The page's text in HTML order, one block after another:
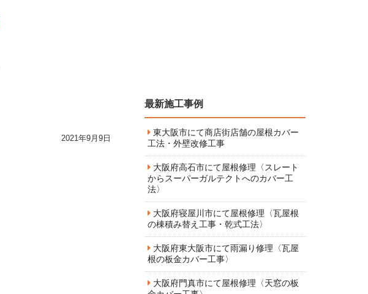
2021年9月9日
最新施工事例
東大阪市にて商店街店舗の屋根カバー
工法・外壁改修工事
大阪府高石市にて屋根修理〈スレート
からスーパーガルテクトへのカバー工
法〉
大阪府寝屋川市にて屋根修理〈瓦屋根
の棟積み替え工事・乾式工法〉
大阪府東大阪市にて雨漏り修理〈瓦屋
根の板金カバー工事〉
大阪府門真市にて屋根修理〈天窓の板